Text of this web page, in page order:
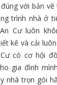
với bản
trình nhà ở
Cư luôn
kế và cải
có cơ hội
gia đình
nhà trọn gói